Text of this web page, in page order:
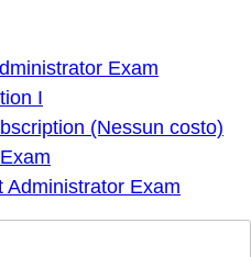
Exam
I
(Nessun costo)
Administrator Exam